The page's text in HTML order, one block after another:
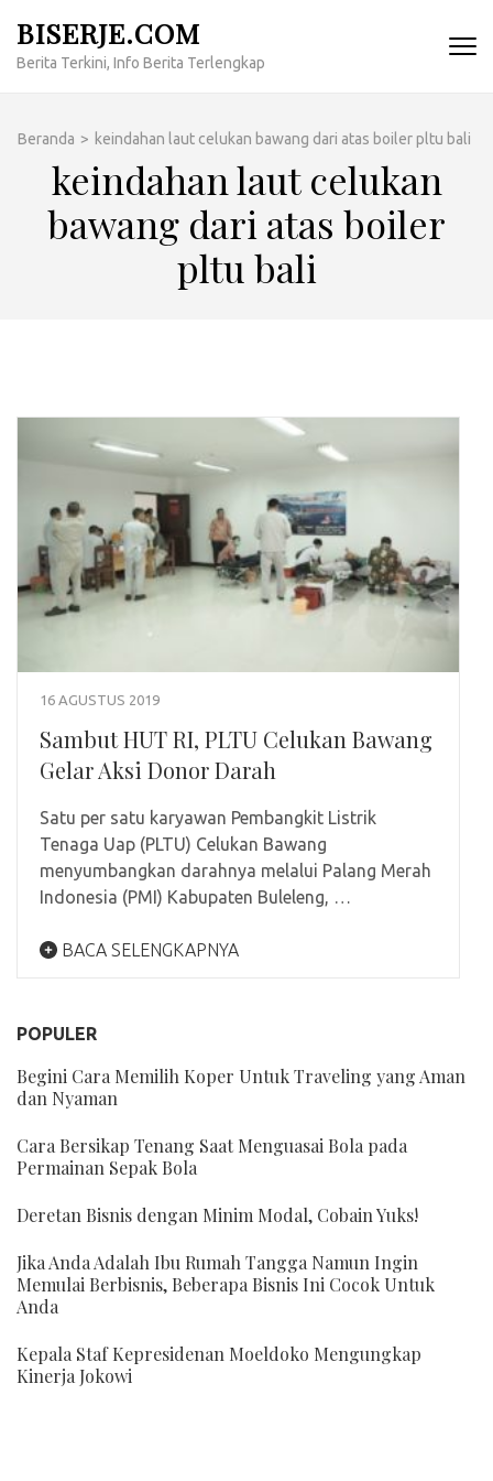
konten
BISERJE.COM
Berita Terkini, Info Berita Terlengkap
Beranda > keindahan laut celukan bawang dari atas boiler pltu bali
keindahan laut celukan
bawang dari atas boiler
pltu bali
16 AGUSTUS 2019
Sambut HUT RI, PLTU Celukan Bawang
Gelar Aksi Donor Darah
Satu per satu karyawan Pembangkit Listrik
Tenaga Uap (PLTU) Celukan Bawang
menyumbangkan darahnya melalui Palang Merah
Indonesia (PMI) Kabupaten Buleleng, …
BACA SELENGKAPNYA
POPULER
Begini Cara Memilih Koper Untuk Traveling yang Aman
dan Nyaman
Cara Bersikap Tenang Saat Menguasai Bola pada
Permainan Sepak Bola
Deretan Bisnis dengan Minim Modal, Cobain Yuks!
Jika Anda Adalah Ibu Rumah Tangga Namun Ingin
Memulai Berbisnis, Beberapa Bisnis Ini Cocok Untuk
Anda
Kepala Staf Kepresidenan Moeldoko Mengungkap
Kinerja Jokowi